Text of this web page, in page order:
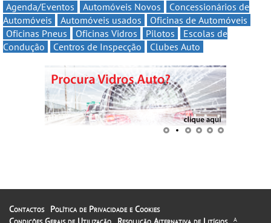
Agenda/Eventos Automóveis Novos
Concessionários de
Automóveis
Automóveis usados
Oficinas de Automóveis
Oficinas Pneus
Oficinas Vidros Pilotos
Escolas de
Condução
Centros de Inspecção Clubes Auto
Contactos
Política de Privacidade e Cookies
A